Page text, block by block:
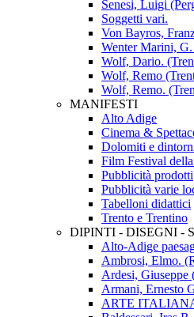
Senesi, Luigi
Soggetti vari.
Von Bayros,
Wenter Marini,
Wolf, Dario.
Wolf, Remo
Wolf, Remo.
MANIFESTI
Alto Adige
Cinema &
Dolomiti e
Film Festival
Pubblicità prodotti
Pubblicità varie
Tabelloni didattici
Trento e Trentino
DIPINTI - DISEGNI -
Alto-Adige
Ambrosi, Elmo.
Ardesi, Giuseppe
Armani, Ernesto
ARTE